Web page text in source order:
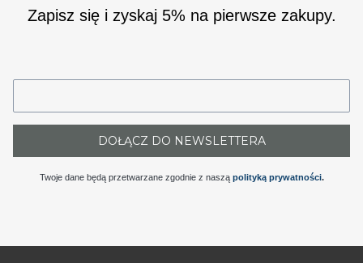
Zapisz się i zyskaj 5% na pierwsze zakupy.
DOŁĄCZ DO NEWSLETTERA
Twoje dane będą przetwarzane zgodnie z naszą polityką prywatności.